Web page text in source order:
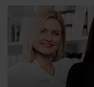
WYDARZENIA